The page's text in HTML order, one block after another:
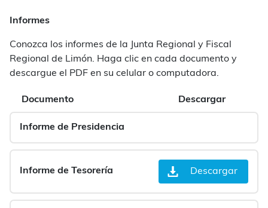
Informes
Conozca los informes de la Junta Regional y Fiscal
Regional de Limón. Haga clic en cada documento y
descargue el PDF en su celular o computadora.
Documento Descargar
Informe de Presidencia
Informe de Tesorería Descargar